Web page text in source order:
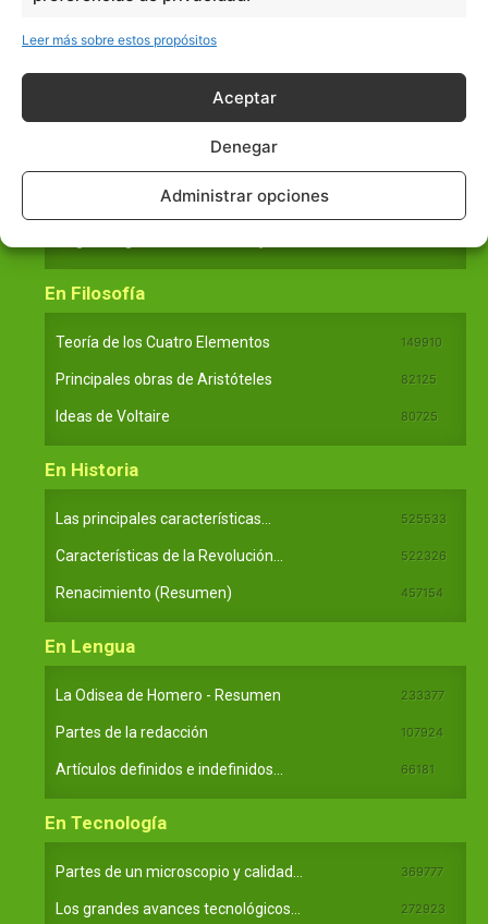
Leer más sobre estos propósitos
Aceptar
Denegar
Administrar opciones
Varios
En Básico
Números romanos
En Filosofía
Teoría de los Cuatro Elementos 149910
Principales obras de Aristóteles 82125
Ideas de Voltaire 80725
En Historia
Las principales características... 525533
Características de la Revolución... 522326
Renacimiento (Resumen) 457154
En Lengua
La Odisea de Homero - Resumen 233377
Partes de la redacción 107924
Artículos definidos e indefinidos... 66181
En Tecnología
Partes de un microscopio y calidad... 369777
Los grandes avances tecnológicos... 272923